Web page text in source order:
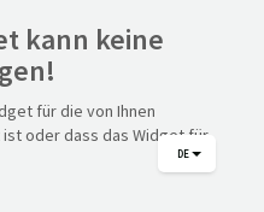
DE
kann keine
für die von Ihnen
oder dass das Widget für